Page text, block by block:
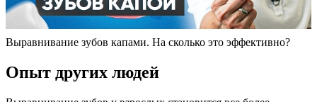
Выравнивание зубов капами. На сколько это эффективно?
Опыт других людей